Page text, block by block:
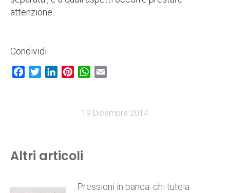
attenzione.
Condividi
Facebook
TwitterLinkedInPinterestWhatsApp
19 Dicembre 2014
Altri articoli
Pressioni in banca: chi tutela